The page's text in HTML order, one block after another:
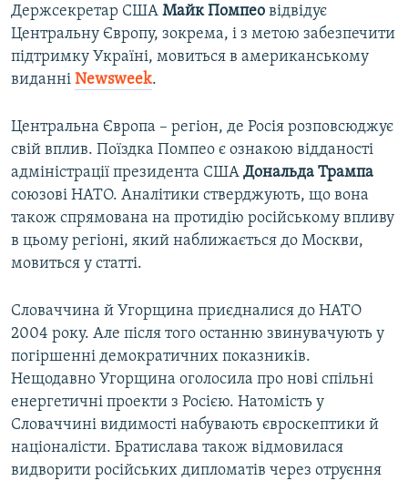
Держсекретар США Майк Помпео відвідує
Центральну Європу, зокрема, і з метою забезпечити
підтримку Україні, мовиться в американському
виданні Newsweek.
Центральна Європа – регіон, де Росія розповсюджує
свій вплив. Поїздка Помпео є ознакою відданості
адміністрації президента США Дональда Трампа
союзові НАТО. Аналітики стверджують, що вона
також спрямована на протидію російському впливу
в цьому регіоні, який наближається до Москви,
мовиться у статті.
Словаччина й Угорщина приєдналися до НАТО
2004 року. Але після того останню звинувачують у
погіршенні демократичних показників.
Нещодавно Угорщина оголосила про нові спільні
енергетичні проекти з Росією. Натомість у
Словаччині видимості набувають євроскептики й
націоналісти. Братислава також відмовилася
видворити російських дипломатів через отруєння